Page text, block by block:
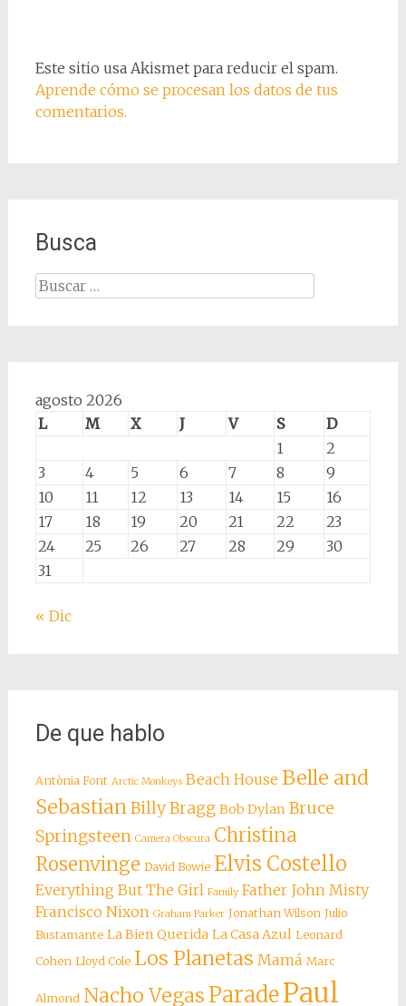
Este sitio usa Akismet para reducir el spam.
Aprende cómo se procesan los datos de tus
comentarios.
Busca
Buscar:
agosto 2026
L
M X J V S
D
1
2
3
4 5 6 7 8
9
10
11 12 13 14 15
16
17
18 19 20 21 22
23
24
25 26 27 28 29
30
31
« Dic
De que hablo
Antònia Font Arctic Monkeys Beach House Belle and
SebastianBilly Bragg Bob Dylan Bruce
Springsteen Camera Obscura Christina
Rosenvinge David Bowie Elvis Costello
Everything But The Girl Family Father John Misty
Francisco Nixon Graham Parker Jonathan Wilson Julio
Bustamante La Bien Querida La Casa Azul Leonard
Cohen Lloyd Cole Los Planetas Mamá Marc
Almond Nacho Vegas ParadePaul